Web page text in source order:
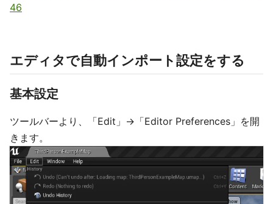
46
エディタで自動インポート設定をする
基本設定
ツールバーより、「Edit」→「Editor Preferences」を開
きます。